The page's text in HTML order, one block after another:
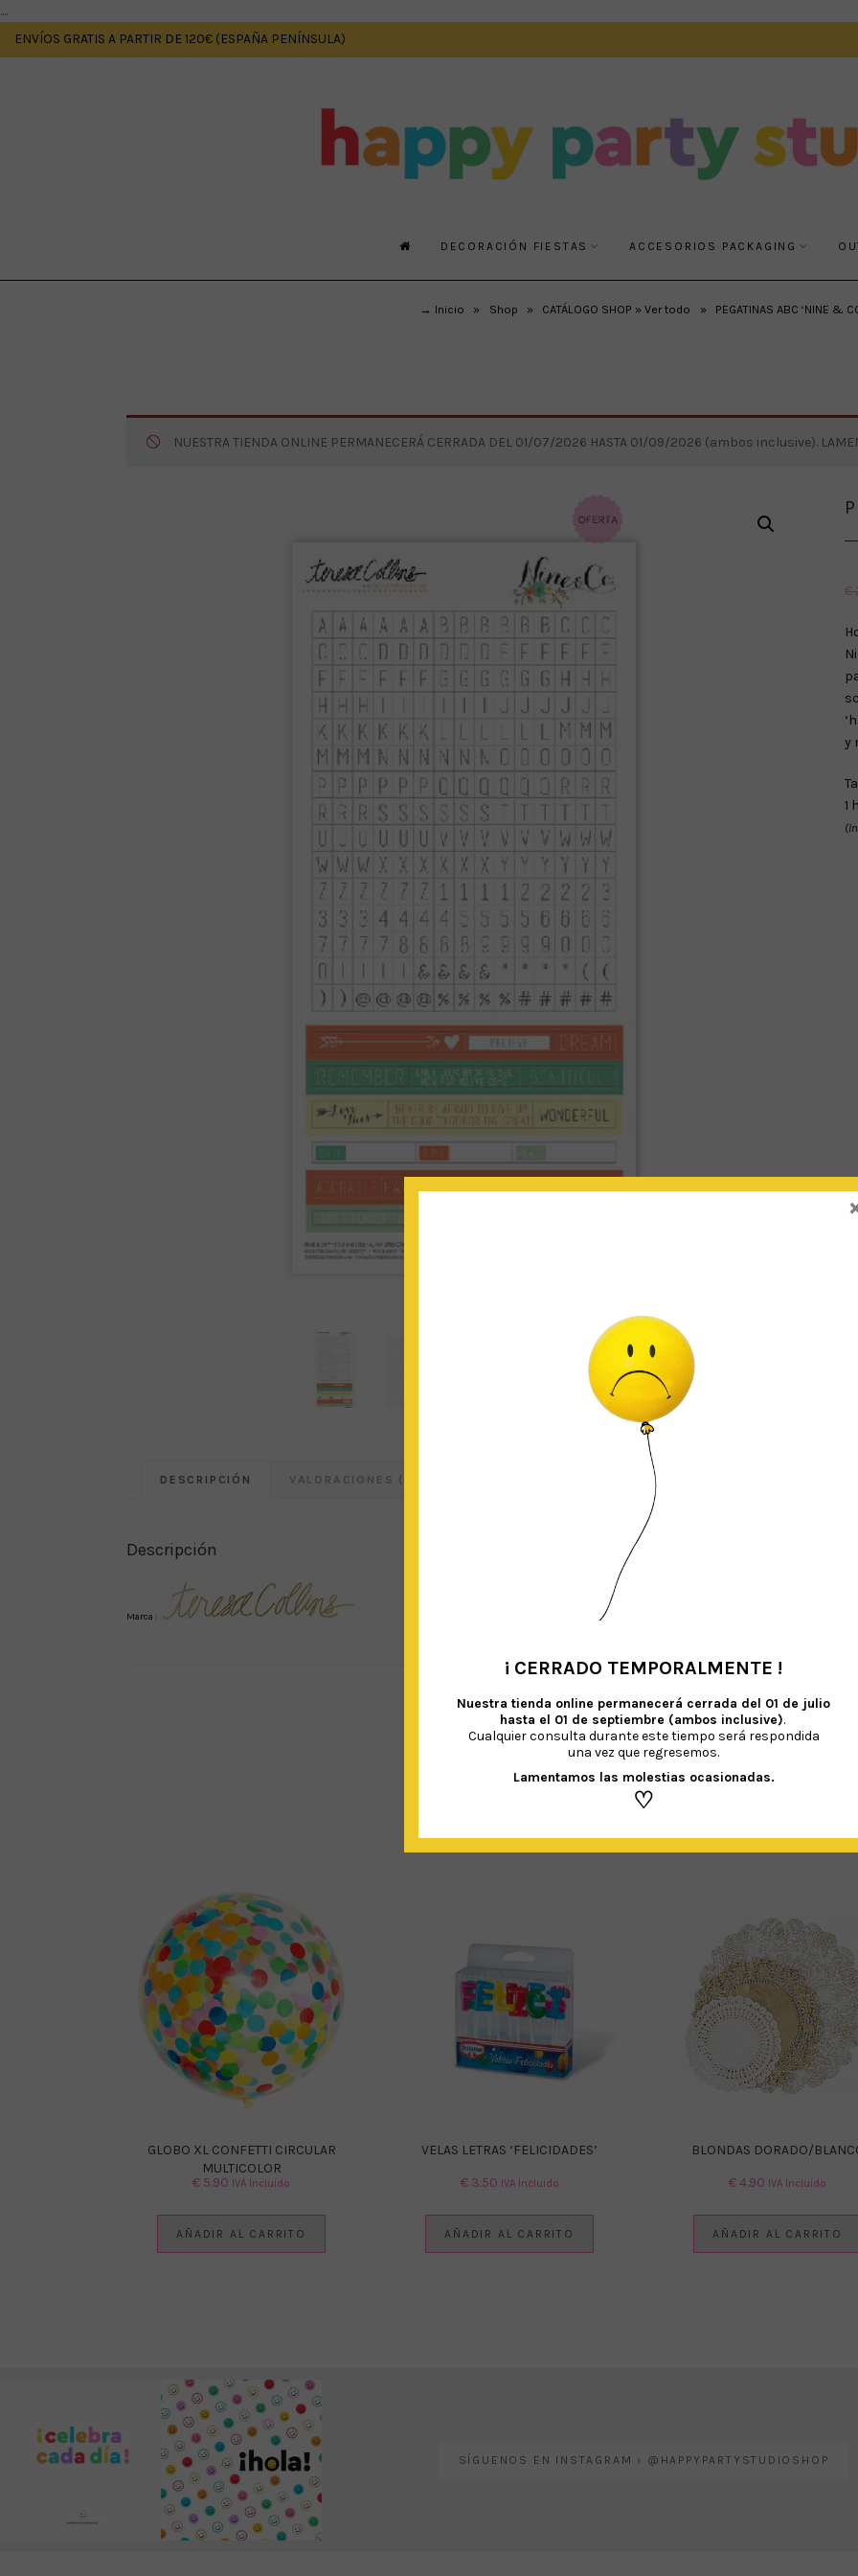
....
ENVÍOS GRATIS A PARTIR DE 120€ (ESPAÑA PENÍNSULA)
DECORACIÓN FIESTAS ACCESORIOS PACKAGING
→ Inicio » Shop » CATÁLOGO SHOP » Ver todo » PEGATINAS ABC ‘NINE &
NUESTRA TIENDA ONLINE PERMANECERÁ CERRADA DEL 01/07/2026 HASTA 01/09/2026 (ambos inclusive).
€
y
1
DESCRIPCIÓN VALORACIONES (0)
Descripción
Marca :
GLOBO XL CONFETTI CIRCULAR
MULTICOLOR
€ 5.90 IVA Incluido
AÑADIR AL CARRITO
VELAS LETRAS ‘FELICIDADES’
€3.50 IVA Incluido
AÑADIR AL CARRITO
BLONDAS DORADO/
€4.90 IVA Incluido
AÑADIR AL CARRITO
SÍGUENOS EN INSTAGRAM › @HAPPYPARTYSTUDIOSHOP
¡ CERRADO TEMPORALMENTE !
Nuestra tienda online permanecerá cerrada del 01 de julio
hasta el 01 de septiembre (ambos inclusive).
Cualquier consulta durante este tiempo será respondida
una vez que regresemos.
Lamentamos las molestias ocasionadas.
♡